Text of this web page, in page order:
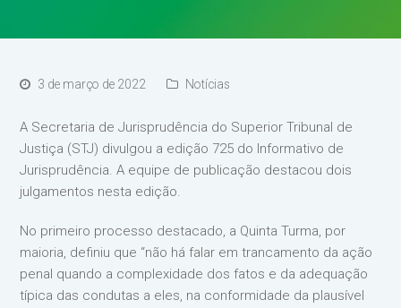
3 de março de 2022 Notícias
A Secretaria de Jurisprudência do Superior Tribunal de
Justiça (STJ) divulgou a edição 725 do Informativo de
Jurisprudência. A equipe de publicação destacou dois
julgamentos nesta edição.
No primeiro processo destacado, a Quinta Turma, por
maioria, definiu que “não há falar em trancamento da ação
penal quando a complexidade dos fatos e da adequação
típica das condutas a eles, na conformidade da plausível